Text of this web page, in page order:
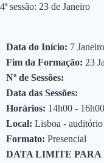
4ª sessão: 23 de Janeiro
Data do Início: 7
Fim da Formação: 23
Nº de Sessões:
Data das Sessões:
Horários: 14h00 - 16h00
Local: Lisboa -
Formato: Presencial
DATA LIMITE PARA